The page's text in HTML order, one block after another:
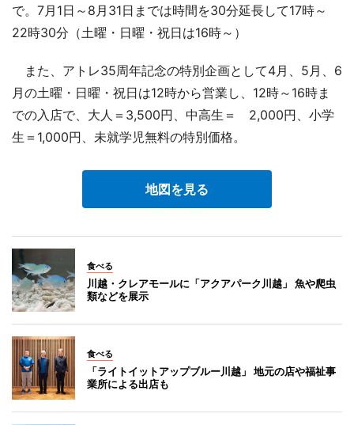
で。7月1日～8月31日までは時間を30分延長して17時～
22時30分（土曜・日曜・祝日は16時～）
また、アトレ35周年記念の特別企画として4月、5月、6
月の土曜・日曜・祝日は12時から営業し、12時～16時ま
での入店で、大人＝3,500円、中高生＝ 2,000円、小学
生＝1,000円、未就学児無料の特別価格。
地図を見る
食べる
川越・クレアモールに「アクアパーク川越」 魚や爬虫
類などを展示
食べる
「ライトイットアップブルー川越」 地元の店や福祉事
業所による出店も